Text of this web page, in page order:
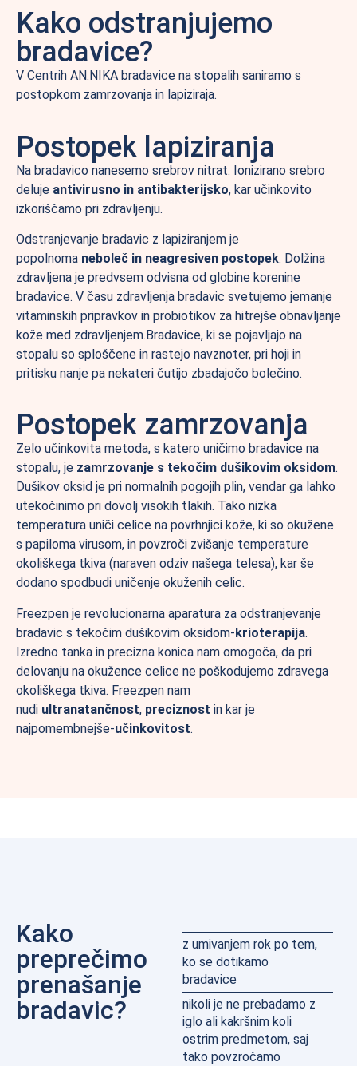
Kako odstranjujemo
bradavice?
V Centrih AN.NIKA bradavice na stopalih saniramo s
postopkom zamrzovanja in lapiziraja.
Postopek lapiziranja
Na bradavico nanesemo srebrov nitrat. Ionizirano srebro
deluje antivirusno in antibakterijsko, kar učinkovito
izkoriščamo pri zdravljenju.
Odstranjevanje bradavic z lapiziranjem je
popolnoma neboleč in neagresiven postopek. Dolžina
zdravljena je predvsem odvisna od globine korenine
bradavice. V času zdravljenja bradavic svetujemo jemanje
vitaminskih pripravkov in probiotikov za hitrejše obnavljanje
kože med zdravljenjem.Bradavice, ki se pojavljajo na
stopalu so sploščene in rastejo navznoter, pri hoji in
pritisku nanje pa nekateri čutijo zbadajočo bolečino.
Postopek zamrzovanja
Zelo učinkovita metoda, s katero uničimo bradavice na
stopalu, je zamrzovanje s tekočim dušikovim oksidom.
Dušikov oksid je pri normalnih pogojih plin, vendar ga lahko
utekočinimo pri dovolj visokih tlakih. Tako nizka
temperatura uniči celice na povrhnjici kože, ki so okužene
s papiloma virusom, in povzroči zvišanje temperature
okoliškega tkiva (naraven odziv našega telesa), kar še
dodano spodbudi uničenje okuženih celic.
Freezpen je revolucionarna aparatura za odstranjevanje
bradavic s tekočim dušikovim oksidom-krioterapija.
Izredno tanka in precizna konica nam omogoča, da pri
delovanju na okužence celice ne poškodujemo zdravega
okoliškega tkiva. Freezpen nam
nudi ultranatančnost, preciznost in kar je
najpomembnejše-učinkovitost.
Kako
preprečimo
prenašanje
bradavic?
z umivanjem rok po tem,
ko se dotikamo
bradavice
nikoli je ne prebadamo z
iglo ali kakršnim koli
ostrim predmetom, saj
tako povzročamo